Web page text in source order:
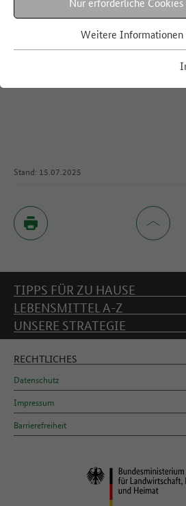
Weitere Informationen
abzumelden.
Stand: 15.07.2025
Inhaltsverzeichnis
TIPPS FÜR ZU HAUSE
LEBENSMITTEL A-Z
UNSERE STRATEGIE
RECHTLICHES
Datenschutz
Impressum
Barrierefreiheit